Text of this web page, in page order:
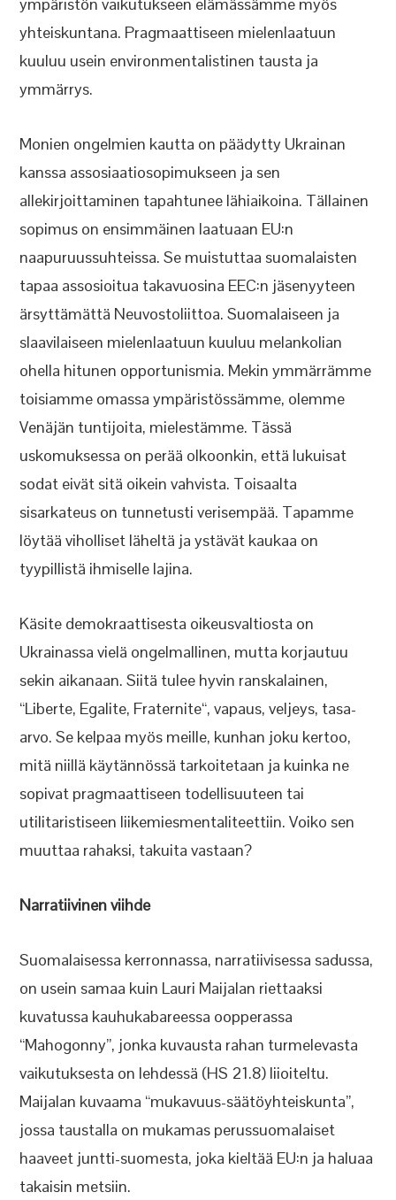
yhteiskuntana. Pragmaattiseen mielenlaatuun
kuuluu usein environmentalistinen tausta ja
ymmärrys.
Monien ongelmien kautta on päädytty Ukrainan
kanssa assosiaatiosopimukseen ja sen
allekirjoittaminen tapahtunee lähiaikoina. Tällainen
sopimus on ensimmäinen laatuaan EU:n
naapuruussuhteissa. Se muistuttaa suomalaisten
tapaa assosioitua takavuosina EEC:n jäsenyyteen
ärsyttämättä Neuvostoliittoa. Suomalaiseen ja
slaavilaiseen mielenlaatuun kuuluu melankolian
ohella hitunen opportunismia. Mekin ymmärrämme
toisiamme omassa ympäristössämme, olemme
Venäjän tuntijoita, mielestämme. Tässä
uskomuksessa on perää olkoonkin, että lukuisat
sodat eivät sitä oikein vahvista. Toisaalta
sisarkateus on tunnetusti verisempää. Tapamme
löytää viholliset läheltä ja ystävät kaukaa on
tyypillistä ihmiselle lajina.
Käsite demokraattisesta oikeusvaltiosta on
Ukrainassa vielä ongelmallinen, mutta korjautuu
sekin aikanaan. Siitä tulee hyvin ranskalainen,
“Liberte, Egalite, Fraternite“, vapaus, veljeys, tasa-
arvo. Se kelpaa myös meille, kunhan joku kertoo,
mitä niillä käytännössä tarkoitetaan ja kuinka ne
sopivat pragmaattiseen todellisuuteen tai
utilitaristiseen liikemiesmentaliteettiin. Voiko sen
muuttaa rahaksi, takuita vastaan?
Narratiivinen viihde
Suomalaisessa kerronnassa, narratiivisessa sadussa,
on usein samaa kuin Lauri Maijalan riettaaksi
kuvatussa kauhukabareessa oopperassa
“Mahogonny”, jonka kuvausta rahan turmelevasta
vaikutuksesta on lehdessä (HS 21.8) liioiteltu.
Maijalan kuvaama “mukavuus-säätöyhteiskunta”,
jossa taustalla on mukamas perussuomalaiset
haaveet juntti-suomesta, joka kieltää EU:n ja haluaa
takaisin metsiin.